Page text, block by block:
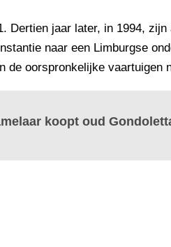
Dertien jaar later, in 1994,
naar een Limburgse
de oorspronkelijke vaartuigen
koopt oud